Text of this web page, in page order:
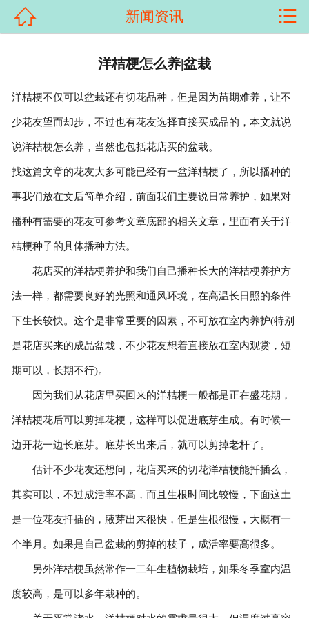
新闻资讯
科普知识
荣誉资质
在线留言
联系我们
 新闻资讯 
洋桔梗怎么养|盆栽
洋桔梗不仅可以盆栽还有切花品种，但是因为苗期难养，让不
少花友望而却步，不过也有花友选择直接买成品的，本文就说
说洋桔梗怎么养，当然也包括花店买的盆栽。
找这篇文章的花友大多可能已经有一盆洋桔梗了，所以播种的
事我们放在文后简单介绍，前面我们主要说日常养护，如果对
播种有需要的花友可参考文章底部的相关文章，里面有关于洋
桔梗种子的具体播种方法。
花店买的洋桔梗养护和我们自己播种长大的洋桔梗养护方
法一样，都需要良好的光照和通风环境，在高温长日照的条件
下生长较快。这个是非常重要的因素，不可放在室内养护(特别
是花店买来的成品盆栽，不少花友想着直接放在室内观赏，短
期可以，长期不行)。
因为我们从花店里买回来的洋桔梗一般都是正在盛花期，
洋桔梗花后可以剪掉花梗，这样可以促进底芽生成。有时候一
边开花一边长底芽。底芽长出来后，就可以剪掉老杆了。
估计不少花友还想问，花店买来的切花洋桔梗能扦插么，
其实可以，不过成活率不高，而且生根时间比较慢，下面这土
是一位花友扦插的，腋芽出来很快，但是生根很慢，大概有一
个半月。如果是自己盆栽的剪掉的枝子，成活率要高很多。
另外洋桔梗虽然常作一二年生植物栽培，如果冬季室内温
度较高，是可以多年栽种的。